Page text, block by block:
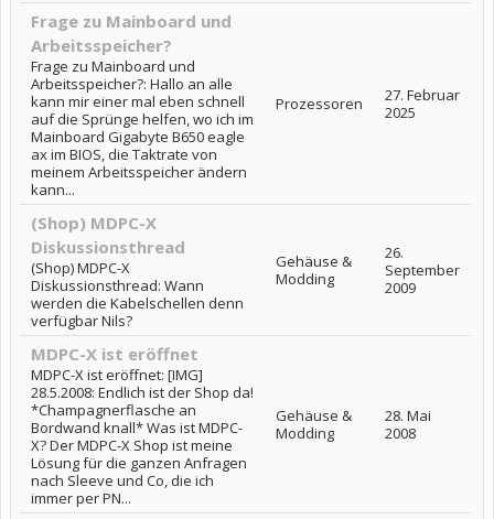
Frage zu Mainboard und
Arbeitsspeicher?
Frage zu Mainboard und
Arbeitsspeicher?: Hallo an alle
kann mir einer mal eben schnell
auf die Sprünge helfen, wo ich im
Mainboard Gigabyte B650 eagle
ax im BIOS, die Taktrate von
meinem Arbeitsspeicher ändern
kann...
Prozessoren
27. Februar
2025
(Shop) MDPC-X
Diskussionsthread
(Shop) MDPC-X
Diskussionsthread: Wann
werden die Kabelschellen denn
verfügbar Nils?
Gehäuse &
Modding
26.
September
2009
MDPC-X ist eröffnet
MDPC-X ist eröffnet: [IMG]
28.5.2008: Endlich ist der Shop da!
*Champagnerflasche an
Bordwand knall* Was ist MDPC-
X? Der MDPC-X Shop ist meine
Lösung für die ganzen Anfragen
nach Sleeve und Co, die ich
immer per PN...
Gehäuse &
Modding
28. Mai
2008